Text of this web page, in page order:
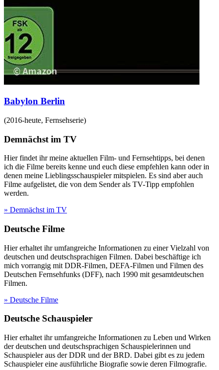
Babylon Berlin
(2016-heute, Fernsehserie)
Demnächst im TV
Hier findet ihr meine aktuellen Film- und Fernsehtipps, bei denen
ich die Filme bereits kenne und euch diese empfehlen kann oder in
denen meine Lieblingsschauspieler mitspielen. Es sind aber auch
Filme aufgelistet, die von dem Sender als TV-Tipp empfohlen
werden.
» Demnächst im TV
Deutsche Filme
Hier erhaltet ihr umfangreiche Informationen zu einer Vielzahl von
deutschen und deutschsprachigen Filmen. Dabei beschäftige ich
mich vorrangig mit DDR-Filmen, DEFA-Filmen und Filmen des
Deutschen Fernsehfunks (DFF), nach 1990 mit gesamtdeutschen
Filmen.
» Deutsche Filme
Deutsche Schauspieler
Hier erhaltet ihr umfangreiche Informationen zu Leben und Wirken
der deutschen und deutschsprachigen Schauspielerinnen und
Schauspieler aus der DDR und der BRD. Dabei gibt es zu jedem
Schauspieler eine ausführliche Biografie sowie deren Filmografie.